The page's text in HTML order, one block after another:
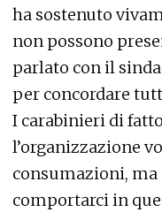
ha sostenuto
non possono
parlato con il
per concordare
I carabinieri di
l’organizzazione
consumazioni,
comportarci in